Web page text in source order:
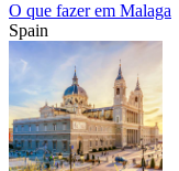
O que fazer em Malaga
Spain